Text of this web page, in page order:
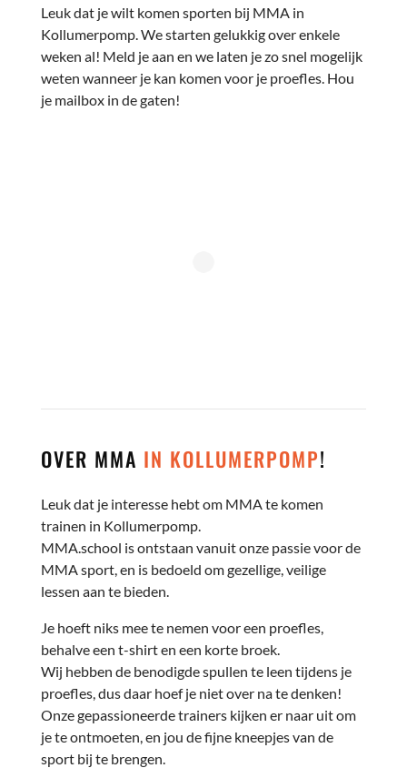
Leuk dat je wilt komen sporten bij MMA in
Kollumerpomp. We starten gelukkig over enkele
weken al! Meld je aan en we laten je zo snel mogelijk
weten wanneer je kan komen voor je proefles. Hou
je mailbox in de gaten!
OVER MMA IN KOLLUMERPOMP!
Leuk dat je interesse hebt om MMA te komen
trainen in Kollumerpomp.
MMA.school is ontstaan vanuit onze passie voor de
MMA sport, en is bedoeld om gezellige, veilige
lessen aan te bieden.
Je hoeft niks mee te nemen voor een proefles,
behalve een t-shirt en een korte broek.
Wij hebben de benodigde spullen te leen tijdens je
proefles, dus daar hoef je niet over na te denken!
Onze gepassioneerde trainers kijken er naar uit om
je te ontmoeten, en jou de fijne kneepjes van de
sport bij te brengen.